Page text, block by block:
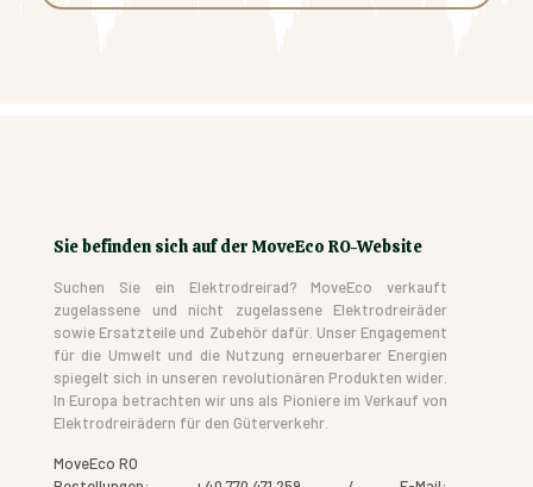
Sie befinden sich auf der MoveEco RO-Website
Suchen Sie ein Elektrodreirad? MoveEco verkauft
zugelassene und nicht zugelassene Elektrodreiräder
sowie Ersatzteile und Zubehör dafür. Unser Engagement
für die Umwelt und die Nutzung erneuerbarer Energien
spiegelt sich in unseren revolutionären Produkten wider.
In Europa betrachten wir uns als Pioniere im Verkauf von
Elektrodreirädern für den Güterverkehr.
MoveEco RO